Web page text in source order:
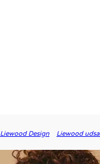
Liewood Design Liewood